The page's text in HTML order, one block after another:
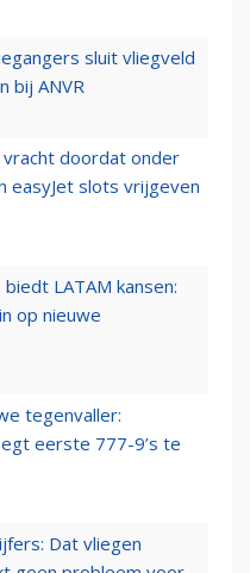
sluit vliegveld
bij ANVR
doordat onder
easyJet slots vrijgeven
LATAM kansen:
op nieuwe
tegenvaller:
eerste 777-9’s te
Dat vliegen